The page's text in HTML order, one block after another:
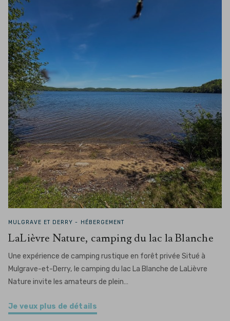
MULGRAVE ET DERRY - HÉBERGEMENT
LaLièvre Nature, camping du lac la Blanche
Une expérience de camping rustique en forêt privée Situé à
Mulgrave-et-Derry, le camping du lac La Blanche de LaLièvre
Nature invite les amateurs de plein…
Je veux plus de détails